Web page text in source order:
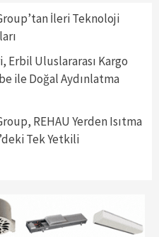
İleri Teknoloji
Erbil Uluslararası Kargo
ile Doğal Aydınlatma
REHAU Yerden Isıtma
Tek Yetkili